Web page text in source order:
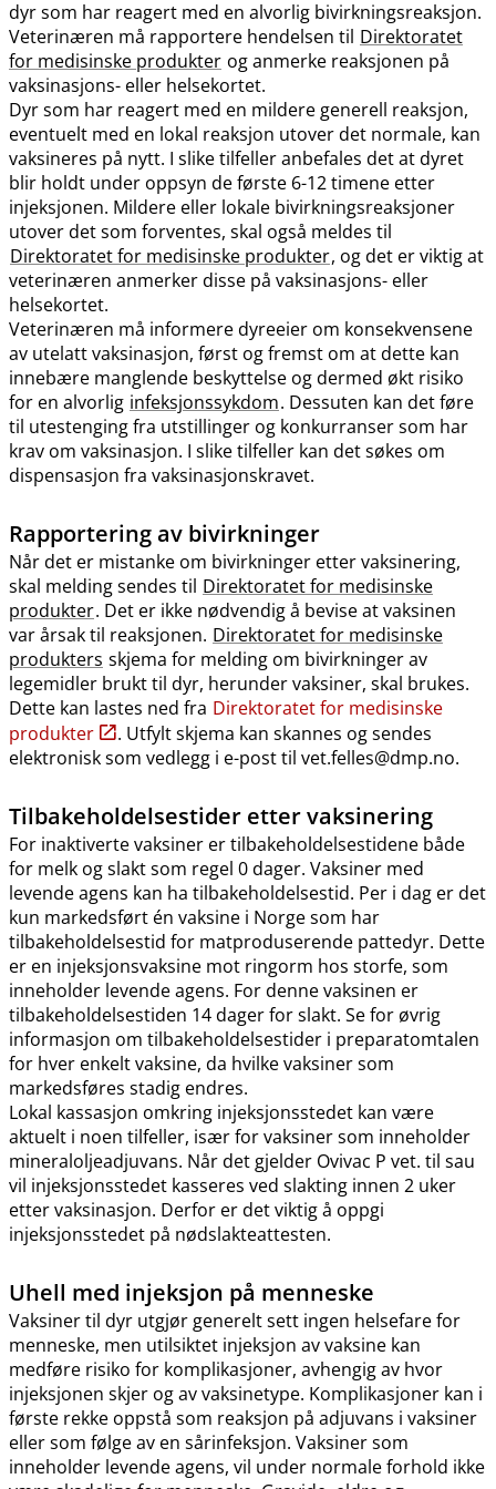
dyr som har reagert med en alvorlig bivirkningsreaksjon.
Veterinæren må rapportere hendelsen til Direktoratet
for medisinske produkter og anmerke reaksjonen på
vaksinasjons- eller helsekortet.
Dyr som har reagert med en mildere generell reaksjon,
eventuelt med en lokal reaksjon utover det normale, kan
vaksineres på nytt. I slike tilfeller anbefales det at dyret
blir holdt under oppsyn de første 6-12 timene etter
injeksjonen. Mildere eller lokale bivirkningsreaksjoner
utover det som forventes, skal også meldes til
Direktoratet for medisinske produkter, og det er viktig at
veterinæren anmerker disse på vaksinasjons- eller
helsekortet.
Veterinæren må informere dyreeier om konsekvensene
av utelatt vaksinasjon, først og fremst om at dette kan
innebære manglende beskyttelse og dermed økt risiko
for en alvorlig infeksjonssykdom. Dessuten kan det føre
til utestenging fra utstillinger og konkurranser som har
krav om vaksinasjon. I slike tilfeller kan det søkes om
dispensasjon fra vaksinasjonskravet.
Rapportering av bivirkninger
Når det er mistanke om bivirkninger etter vaksinering,
skal melding sendes til Direktoratet for medisinske
produkter. Det er ikke nødvendig å bevise at vaksinen
var årsak til reaksjonen. Direktoratet for medisinske
produkters skjema for melding om bivirkninger av
legemidler brukt til dyr, herunder vaksiner, skal brukes.
Dette kan lastes ned fra Direktoratet for medisinske
produkter
. Utfylt skjema kan skannes og sendes
elektronisk som vedlegg i e-post til vet.felles@dmp.no.
Tilbakeholdelsestider etter vaksinering
For inaktiverte vaksiner er tilbakeholdelsestidene både
for melk og slakt som regel 0 dager. Vaksiner med
levende agens kan ha tilbakeholdelsestid. Per i dag er det
kun markedsført én vaksine i Norge som har
tilbakeholdelsestid for matproduserende pattedyr. Dette
er en injeksjonsvaksine mot ringorm hos storfe, som
inneholder levende agens. For denne vaksinen er
tilbakeholdelsestiden 14 dager for slakt. Se for øvrig
informasjon om tilbakeholdelsestider i preparatomtalen
for hver enkelt vaksine, da hvilke vaksiner som
markedsføres stadig endres.
Lokal kassasjon omkring injeksjonsstedet kan være
aktuelt i noen tilfeller, især for vaksiner som inneholder
mineraloljeadjuvans. Når det gjelder Ovivac P vet. til sau
vil injeksjonsstedet kasseres ved slakting innen 2 uker
etter vaksinasjon. Derfor er det viktig å oppgi
injeksjonsstedet på nødslakteattesten.
Uhell med injeksjon på menneske
Vaksiner til dyr utgjør generelt sett ingen helsefare for
menneske, men utilsiktet injeksjon av vaksine kan
medføre risiko for komplikasjoner, avhengig av hvor
injeksjonen skjer og av vaksinetype. Komplikasjoner kan i
første rekke oppstå som reaksjon på adjuvans i vaksiner
eller som følge av en sårinfeksjon. Vaksiner som
inneholder levende agens, vil under normale forhold ikke